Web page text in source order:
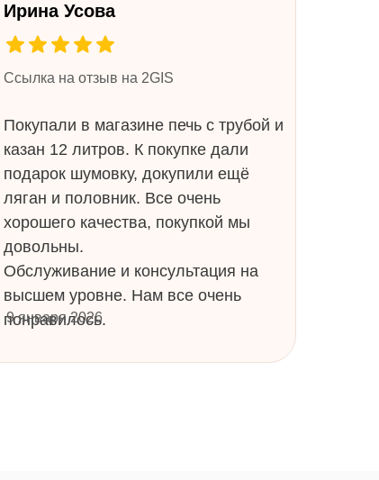
Покупали в магазине печь с трубой и
казан 12 литров. К покупке дали
подарок шумовку, докупили ещё
ляган и половник. Все очень
хорошего качества, покупкой мы
довольны.
Обслуживание и консультация на
высшем уровне. Нам все очень
понравилось.
Ссылка на отзыв на 2GIS
Ирина Усова
9 января 2026